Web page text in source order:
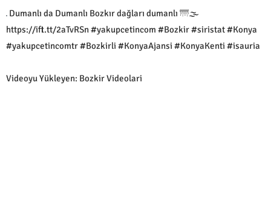
Dumanlı da Dumanlı Bozkır dağları dumanlı 🌁🌫️
https://ift.tt/2aTvRSn #yakupcetincom #Bozkir #siristat #Konya
#yakupcetincomtr #Bozkirli #KonyaAjansi #KonyaKenti #isauria
Videoyu Yükleyen: Bozkir Videolari